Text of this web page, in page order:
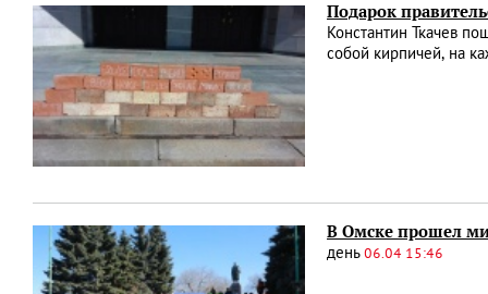
Подарок
Константин Ткачев
собой кирпичей, на
В Омске прошел
день 06.04 15:46